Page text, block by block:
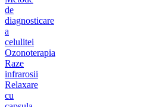
de
diagnosticare
a
celulitei
Ozonoterapia
Raze
infrarosii
Relaxare
cu